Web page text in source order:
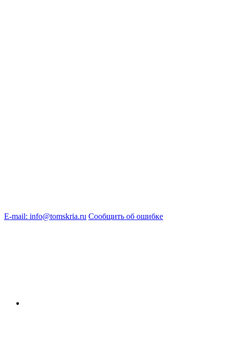
E-mail: info@tomskria.ru Сообщить об ошибке